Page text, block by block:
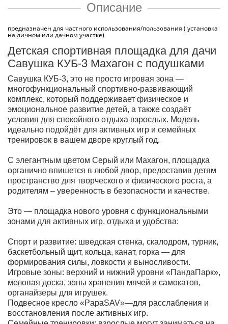
Описание
предназначен для частного использования/пользования ( установка
на личном или дачном участке)
Детская спортивная площадка для дачи
Савушка КУБ-3 Махагон с подушками
Савушка КУБ-3, это не просто игровая зона —
многофункциональный спортивно-развивающий
комплекс, который поддерживает физическое и
эмоциональное развитие детей, а также создаёт
условия для спокойного отдыха взрослых. Модель
идеально подойдёт для активных игр и семейных
тренировок в вашем дворе круглый год.
С элегантным цветом Серый или Махагон, площадка
органично впишется в любой двор, предоставив детям
пространство для творческого и физического роста, а
родителям – уверенность в безопасности и качестве.
Это — площадка нового уровня с функциональными
зонами для активных игр, отдыха и удобства:
Спорт и развитие: шведская стенка, скалодром, турник,
баскетбольный щит, кольца, канат, горка — для
формирования силы, ловкости и выносливости.
Игровые зоны: верхний и нижний уровни «ПандаПарк»,
меловая доска, зоны хранения мячей и самокатов,
органайзеры для игрушек.
Подвесное кресло «PapaSAV»—для расслабления и
восстановления после активных игр.